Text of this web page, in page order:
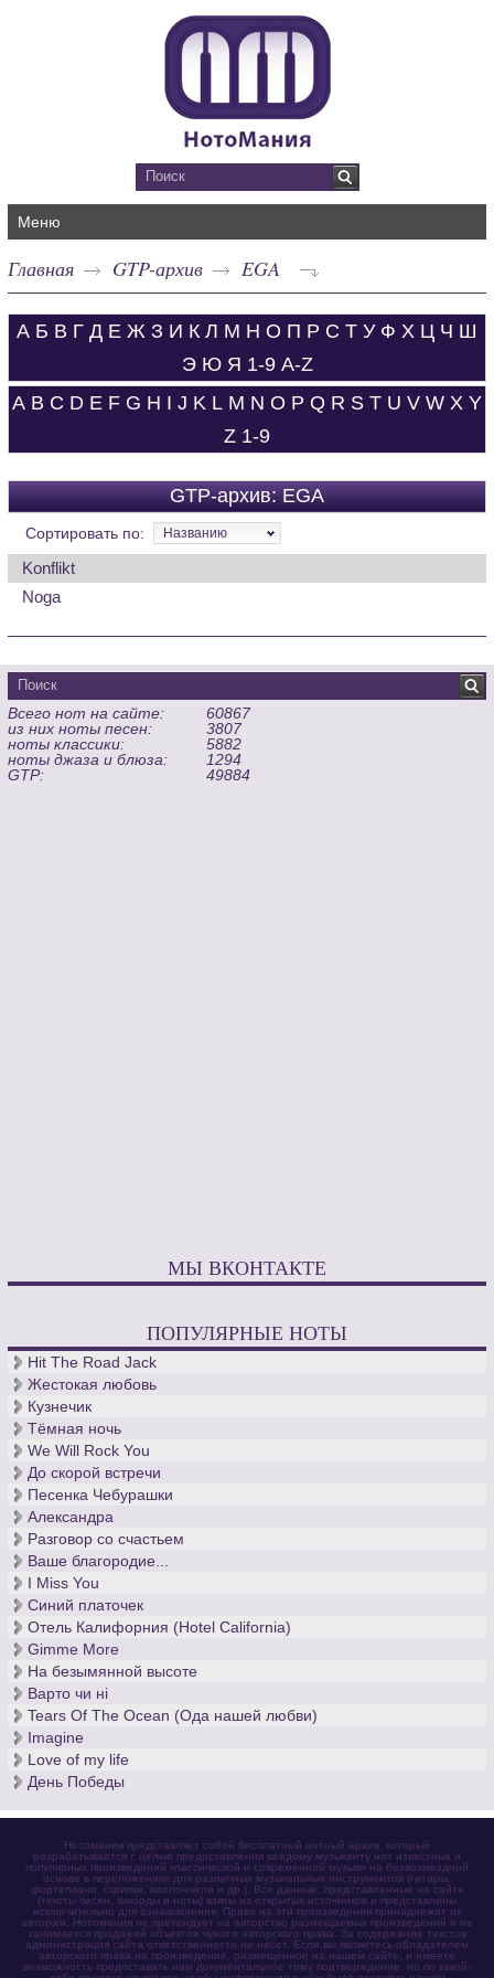
Меню
Главная GTP-архив EGA
А Б В Г Д Е Ж З И К Л М Н О П Р С Т У Ф Х Ц Ч Ш
Э Ю Я 1-9 A-Z
A B C D E F G H I J K L M N O P Q R S T U V W X Y
Z 1-9
GTP-архив: EGA
Сортировать по: Названию
Konflikt
Noga
Всего нот на сайте:
60867
из них ноты песен:
3807
ноты классики:
5882
ноты джаза и блюза:
1294
GTP:
49884
МЫ ВКОНТАКТЕ
ПОПУЛЯРНЫЕ НОТЫ
Hit The Road Jack
Жестокая любовь
Кузнечик
Тёмная ночь
We Will Rock You
До скорой встречи
Песенка Чебурашки
Александра
Разговор со счастьем
Ваше благородие...
I Miss You
Синий платочек
Отель Калифорния (Hotel California)
Gimme More
На безымянной высоте
Варто чи нi
Tears Of The Ocean (Ода нашей любви)
Imagine
Love of my life
День Победы
Нотомания представляет собой бесплатный нотный архив, который
разрабатывается с целью предоставления каждому музыканту нот известных и
популярных произведений классической и современной музыки на безвозмездной
основе в переложениях для различных музыкальных инструментов (гитары,
фортепиано, скрипки, виолончели и др.). Все данные, представленные на сайте
(тексты песен, аккорды и ноты) взяты из открытых источников и представлены
исключительно для ознакомления. Права на эти произведения принадлежат их
авторам. Нотомания не претендует на авторство размещаемых произведений и не
занимается продажей объектов чужого авторского права. За содержание текстов
администрация сайта ответственности не несет. Если вы являетесь обладателем
авторского права на произведение, размещенное на нашем сайте, и имеете
возможность предоставить нам документальное тому подтверждение, но по какой-